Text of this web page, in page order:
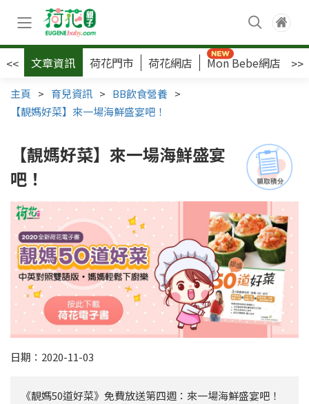
<< 文章資訊 荷花門市 荷花網店 Mon Bebe網店 >>
主頁 > 育兒資訊 > BB飲食營養 >
【靚媽好菜】來一場海鮮盛宴吧！
【靚媽好菜】來一場海鮮盛宴
吧！
日期：2020-11-03
《靚媽50道好菜》免費放送第四週：來一場海鮮盛宴吧！